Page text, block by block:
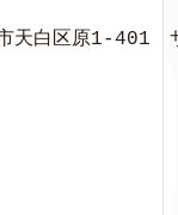
天白区原1-401　